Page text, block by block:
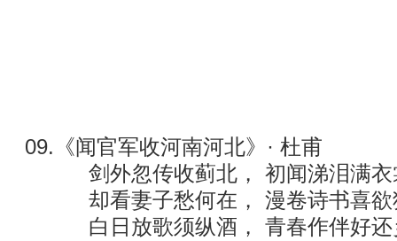
09.《闻官军收河南河北》· 杜甫
剑外忽传收蓟北， 初闻涕泪满衣
却看妻子愁何在， 漫卷诗书喜欲
白日放歌须纵酒， 青春作伴好还